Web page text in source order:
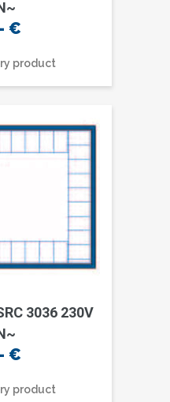
€
product
3036 230V
€
product